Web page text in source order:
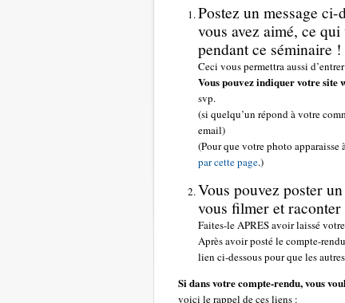
Postez un message
vous avez aimé, ce
pendant ce séminaire !
Ceci vous permettra aussi
Vous pouvez indiquer votre site
svp.
(si quelqu’un répond à votre
email)
(Pour que votre photo apparaisse
par cette page.)
Vous pouvez poster
vous filmer et raconter
Faites-le APRES avoir laissé
Après avoir posté le compte-
lien ci-dessous pour que les
Si dans votre compte-rendu, vous
voici le rappel de ces liens :